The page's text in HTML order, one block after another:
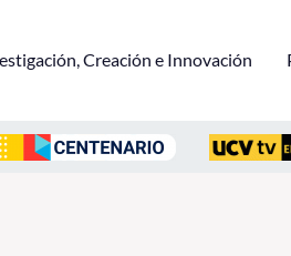
Creación e Innovación